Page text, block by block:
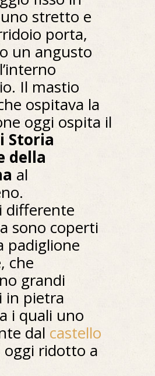
stretto e
porta,
un angusto
Il mastio
ospitava la
oggi ospita il
Storia
della
al
differente
sono coperti
padiglione
che
grandi
in pietra
i quali uno
dal castello
oggi ridotto a